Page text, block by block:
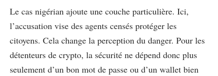
Le cas nigérian ajoute une couche particulière. Ici,
l’accusation vise des agents censés protéger les
citoyens. Cela change la perception du danger. Pour les
détenteurs de crypto, la sécurité ne dépend donc plus
seulement d’un bon mot de passe ou d’un wallet bien